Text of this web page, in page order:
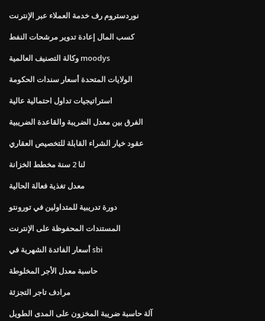
نوردستروم رف خدمة العملاء عبر الإنترنت
كسب المال إعادة تدوير مرشحات النفط
وكالة التصنيف العالمية moodys
الولايات المتحدة أسعار سندات الحكومة
استراتيجيات تداول احتمالية عالية
الفرق بين معدل الضريبة والقاعدة الضريبية
عقود خيار الشراء القابلة للتخصيص العقاري
لنا 2 سنة مخطط الخزانة
معدل تغذية فعالة الحالية
دورة تدريبية للمتداولين في تورونتو
المستندات المحفوظة على الإنترنت
أسعار الفائدة الشهرية في sbi
حاسبة معدل الأجر المخلوطة
مرادف تاجر التجزئة
آلة حاسبة ضريبة المخزون على المدى الطويل